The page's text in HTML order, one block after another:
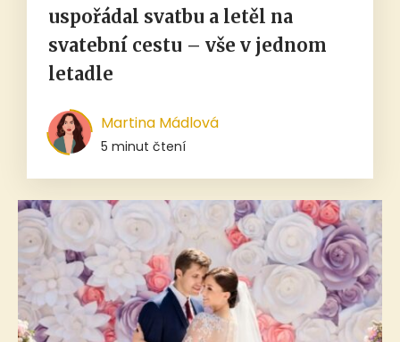
uspořádal svatbu a letěl na
svatební cestu – vše v jednom
letadle
Martina Mádlová
5 minut čtení